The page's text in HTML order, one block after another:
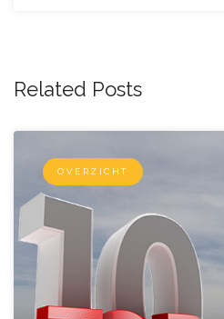
Related Posts
OVERZICHT